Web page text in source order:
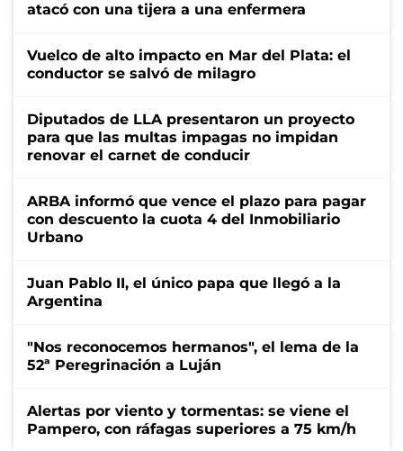
atacó con una tijera a una enfermera
Vuelco de alto impacto en Mar del Plata: el
conductor se salvó de milagro
Diputados de LLA presentaron un proyecto
para que las multas impagas no impidan
renovar el carnet de conducir
ARBA informó que vence el plazo para pagar
con descuento la cuota 4 del Inmobiliario
Urbano
Juan Pablo II, el único papa que llegó a la
Argentina
"Nos reconocemos hermanos", el lema de la
52ª Peregrinación a Luján
Alertas por viento y tormentas: se viene el
Pampero, con ráfagas superiores a 75 km/h